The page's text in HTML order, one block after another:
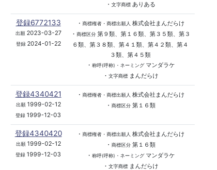
・ 文字商標ありある
登録6772133
出願2023-03-27
登録2024-01-22
・ 商標権者・商標出願人 株式会社まんだらけ
・ 商標区分第９類、第１６類、第３５類、第３
６類、第３８類、第４１類、第４２類、第４
３類、第４５類
・ 称呼(呼称)・ネーミングマンダラケ
・ 文字商標まんだらけ
登録4340421
出願1999-02-12
登録 1999-12-03
・ 商標権者・商標出願人 株式会社まんだらけ
・ 商標区分第１６類
登録4340420
出願1999-02-12
登録 1999-12-03
・ 商標権者・商標出願人 株式会社まんだらけ
・ 商標区分第１６類
・ 称呼(呼称)・ネーミングマンダラケ
・ 文字商標まんだらけ